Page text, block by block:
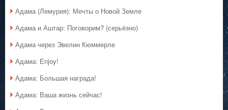
Адама (Лемурия): Мечты о Новой Земле
Адама и Аштар: Поговорим? (серьёзно)
Адама через Эвелин Кюммерле
Адама: Enjoy!
Адама: Большая награда!
Адама: Ваша жизнь сейчас!